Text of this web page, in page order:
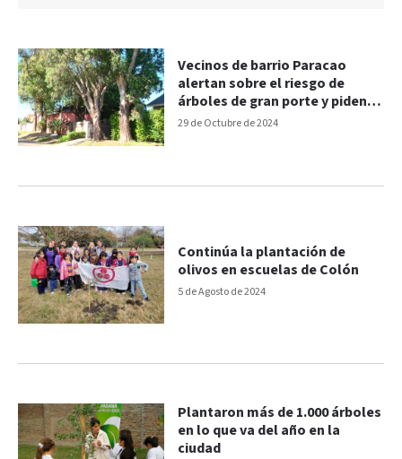
29 de Octubre de 2024
Vecinos de barrio Paracao
alertan sobre el riesgo de
árboles de gran porte y piden
poda
5 de Agosto de 2024
Continúa la plantación de
olivos en escuelas de Colón
Plantaron más de 1.000 árboles
en lo que va del año en la
ciudad